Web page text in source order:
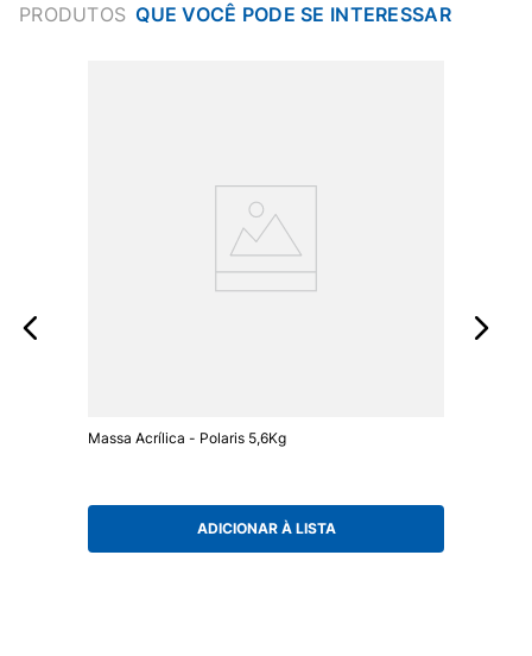
PRODUTOS
Massa Acrílica - Polaris 5,6Kg
ADICIONAR À LISTA